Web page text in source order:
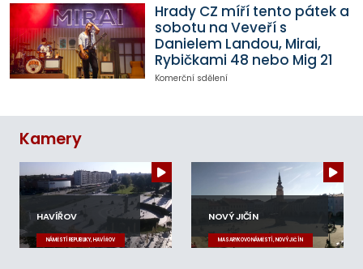
Hrady CZ míří tento pátek a
sobotu na Veveří s
Danielem Landou, Mirai,
Rybičkami 48 nebo Mig 21
Komerční sdělení
Kamery
HAVÍŘOV
NÁMĚSTÍ REPUBLIKY, HAVÍŘOV
NOVÝ JIČÍN
MASARYKOVO NÁMĚSTÍ, NOVÝ JIČÍN